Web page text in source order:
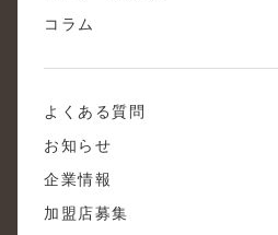
コラム
よくある質問
お知らせ
企業情報
加盟店募集